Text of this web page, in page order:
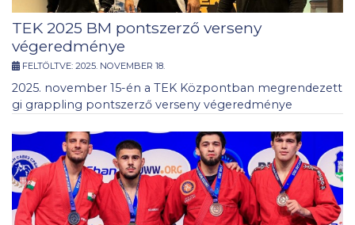
TEK 2025 BM pontszerző verseny
végeredménye
FELTÖLTVE: 2025. NOVEMBER 18.
2025. november 15-én a TEK Központban megrendezett
gi grappling pontszerző verseny végeredménye